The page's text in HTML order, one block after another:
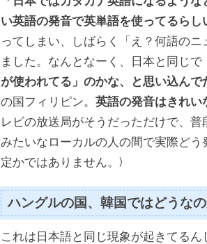
い英語の発音で英単語を使ってるらし
ってしまい、しばらく「え？何語の
ました。なんとなーく、日本と同じで
が使われてる」のかな、と思い込んで
の国フィリピン。 英語の発音はきれい
レビの放送局がそうだっただけで、普
みたいなローカルの人の間で実際ど
定かではありません。)
ハングルの国、韓国ではどうな
これは日本語と同じ現象が起きてる